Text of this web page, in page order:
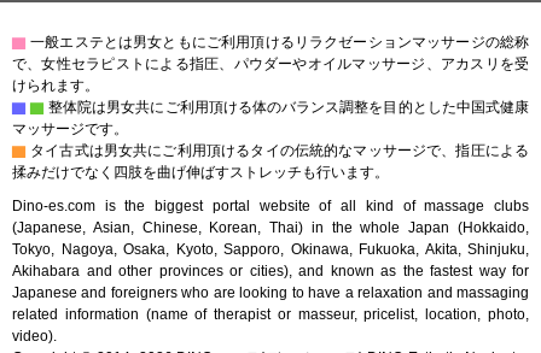
▇ 一般エステとは男女ともにご利用頂けるリラクゼーションマッサージの総称
で、女性セラピストによる指圧、パウダーやオイルマッサージ、アカスリを受
けられます。
▇ ▇ 整体院は男女共にご利用頂ける体のバランス調整を目的とした中国式健康
マッサージです。
▇ タイ古式は男女共にご利用頂けるタイの伝統的なマッサージで、指圧による
揉みだけでなく四肢を曲げ伸ばすストレッチも行います。
Dino-es.com is the biggest portal website of all kind of massage clubs
(Japanese, Asian, Chinese, Korean, Thai) in the whole Japan (Hokkaido,
Tokyo, Nagoya, Osaka, Kyoto, Sapporo, Okinawa, Fukuoka, Akita, Shinjuku,
Akihabara and other provinces or cities), and known as the fastest way for
Japanese and foreigners who are looking to have a relaxation and massaging
related information (name of therapist or masseur, pricelist, location, photo,
video).